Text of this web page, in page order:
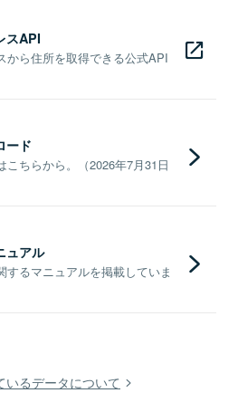
スAPI
から住所を取得できる公式API
ード
ちらから。（2026年7月31日
ュアル
るマニュアルを掲載していま
るデータについて